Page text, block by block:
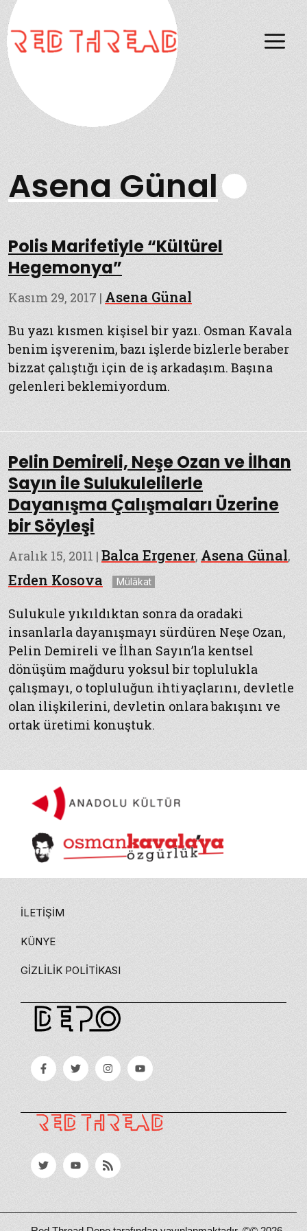
Asena Günal
Polis Marifetiyle “Kültürel
Hegemonya”
Kasım 29, 2017 | Asena Günal
Bu yazı kısmen kişisel bir yazı. Osman Kavala
benim işverenim, bazı işlerde bizlerle beraber
bizzat çalıştığı için de iş arkadaşım. Başına
gelenleri beklemiyordum.
Pelin Demireli, Neşe Ozan ve İlhan
Sayın ile Sulukulelilerle
Dayanışma Çalışmaları Üzerine
bir Söyleşi
Aralık 15, 2011 | Balca Ergener, Asena Günal,
Erden Kosova Etiketler
Mülâkat
Sulukule yıkıldıktan sonra da oradaki
insanlarla dayanışmayı sürdüren Neşe Ozan,
Pelin Demireli ve İlhan Sayın’la kentsel
dönüşüm mağduru yoksul bir toplulukla
çalışmayı, o topluluğun ihtiyaçlarını, devletle
olan ilişkilerini, devletin onlara bakışını ve
ortak üretimi konuştuk.
İLETIŞIM
KÜNYE
GIZLILIK POLITIKASI